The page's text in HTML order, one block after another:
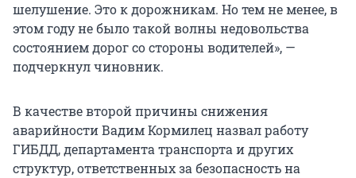
шелушение. Это к дорожникам. Но тем не менее, в
этом году не было такой волны недовольства
состоянием дорог со стороны водителей», —
подчеркнул чиновник.
В качестве второй причины снижения
аварийности Вадим Кормилец назвал работу
ГИБДД, департамента транспорта и других
структур, ответственных за безопасность на